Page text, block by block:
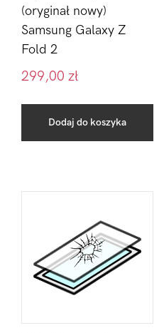
(oryginał nowy)
Samsung Galaxy Z
Fold 2
299,00 zł
Dodaj do koszyka